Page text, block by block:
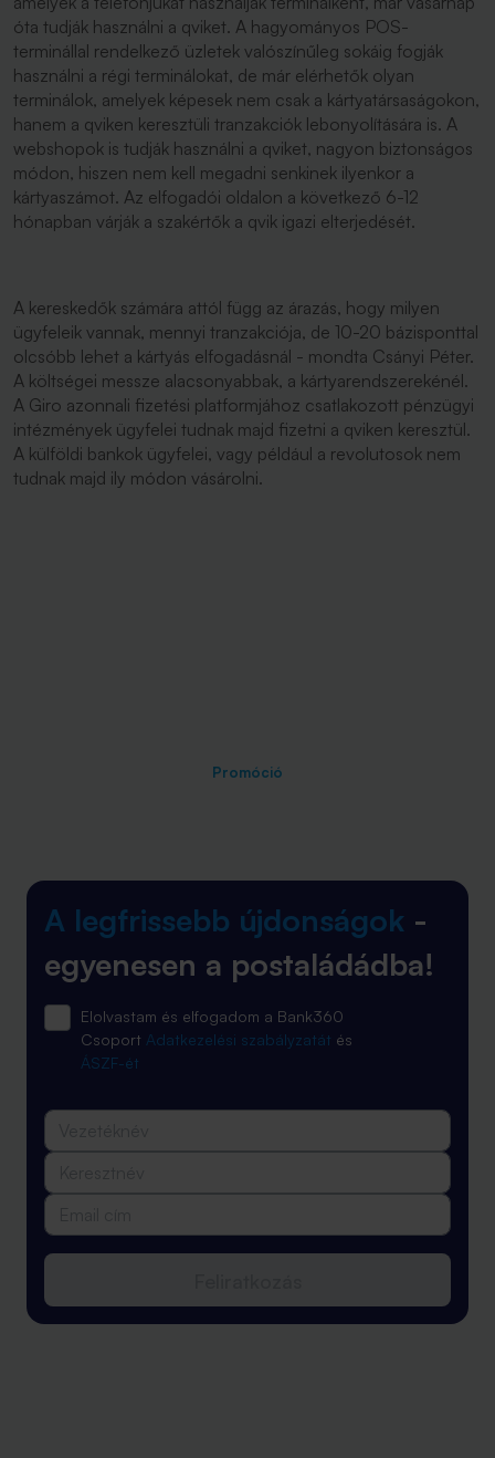
óta tudják használni a qviket. A hagyományos POS-
terminállal rendelkező üzletek valószínűleg sokáig fogják
használni a régi terminálokat, de már elérhetők olyan
terminálok, amelyek képesek nem csak a kártyatársaságokon,
hanem a qviken keresztüli tranzakciók lebonyolítására is. A
webshopok is tudják használni a qviket, nagyon biztonságos
módon, hiszen nem kell megadni senkinek ilyenkor a
kártyaszámot. Az elfogadói oldalon a következő 6-12
hónapban várják a szakértők a qvik igazi elterjedését.
A kereskedők számára attól függ az árazás, hogy milyen
ügyfeleik vannak, mennyi tranzakciója, de 10-20 bázisponttal
olcsóbb lehet a kártyás elfogadásnál - mondta Csányi Péter.
A költségei messze alacsonyabbak, a kártyarendszerekénél.
A Giro azonnali fizetési platformjához csatlakozott pénzügyi
intézmények ügyfelei tudnak majd fizetni a qviken keresztül.
A külföldi bankok ügyfelei, vagy például a revolutosok nem
tudnak majd ily módon vásárolni.
Promóció
A legfrissebb újdonságok -
egyenesen a postaládádba!
Elolvastam és elfogadom a Bank360
Csoport Adatkezelési szabályzatát és
ÁSZF-ét